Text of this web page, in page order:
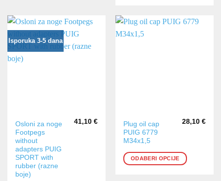
proizvoda
proizvoda
Isporuka 3-5 dana
Osloni za noge
Footpegs
without
adapters PUIG
SPORT with
rubber (razne
boje)
41,10 €
Ovaj
proizvod
ima
više
varijanti.
Opcije
Plug oil cap
PUIG 6779
M34x1,5
28,10 €
ODABERI OPCIJE
Ovaj
proizvod
ima
više
varijanti.